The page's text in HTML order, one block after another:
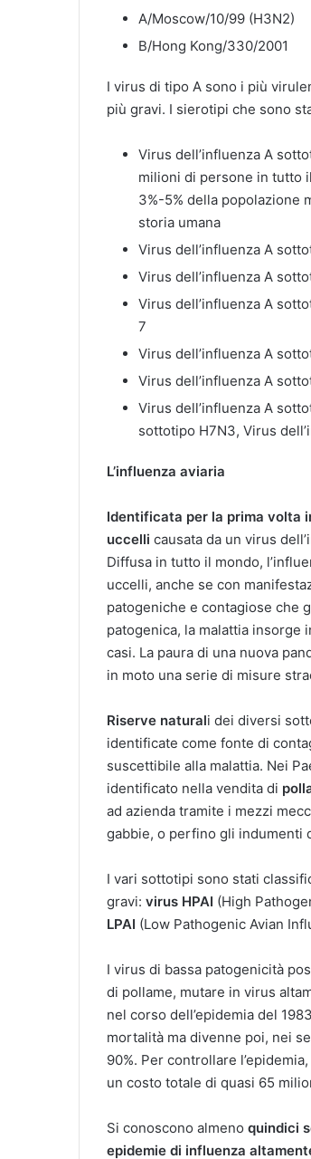
A/Moscow/10/99 (H3N2)
B/Hong Kong/330/2001
I virus di tipo A sono i più
più gravi. I sierotipi che sono
Virus dell’influenza A
milioni di persone in tutto
3%-5% della popolazione
storia umana
Virus dell’influenza A
Virus dell’influenza A
Virus dell’influenza A
7
Virus dell’influenza A
Virus dell’influenza A
Virus dell’influenza A
sottotipo H7N3, Virus
L’influenza aviaria
Identificata per la prima volta
uccelli causata da un virus
Diffusa in tutto il mondo,
uccelli, anche se con
patogeniche e contagiose che
patogenica, la malattia insorge
casi. La paura di una nuova
in moto una serie di misure
Riserve naturali dei diversi
identificate come fonte di
suscettibile alla malattia. Nei
identificato nella vendita di
ad azienda tramite i mezzi
gabbie, o perfino gli indumenti
I vari sottotipi sono stati
gravi: virus HPAI (High
LPAI (Low Pathogenic Avian
I virus di bassa patogenicità
di pollame, mutare in virus
nel corso dell’epidemia del
mortalità ma divenne poi, nei
90%. Per controllare
un costo totale di quasi 65
Si conoscono almeno quindici
epidemie di influenza